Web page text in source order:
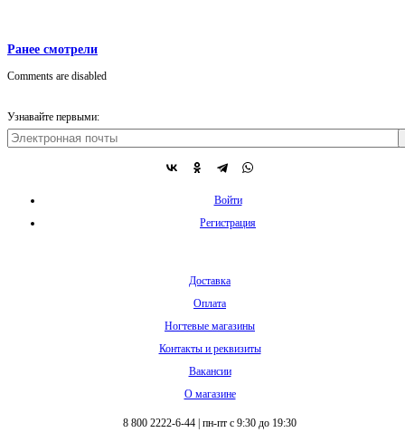
Ранее смотрели
Comments are disabled
Узнавайте первыми:
Войти
Регистрация
Доставка
Оплата
Ногтевые магазины
Контакты и реквизиты
Вакансии
О магазине
8 800 2222-6-44 | пн-пт с 9:30 до 19:30